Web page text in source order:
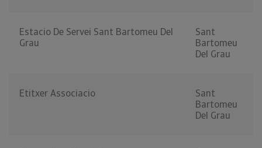
Estacio De Servei Sant Bartomeu Del
Grau
Sant
Bartomeu
Del Grau
Etitxer Associacio
Sant
Bartomeu
Del Grau